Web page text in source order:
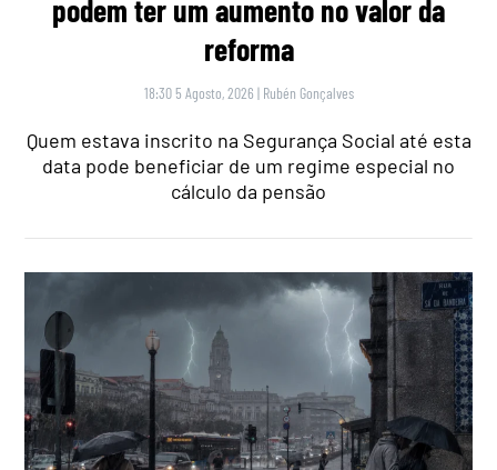
podem ter um aumento no valor da
reforma
18:30 5 Agosto, 2026 | Rubén Gonçalves
Quem estava inscrito na Segurança Social até esta
data pode beneficiar de um regime especial no
cálculo da pensão